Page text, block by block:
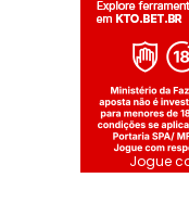
Jogue